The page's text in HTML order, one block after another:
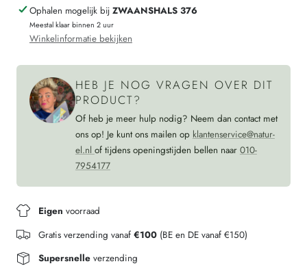
FLORALE
Handmade
Fairtrade
keramiek
FLORALE
Fairtrade
Ophalen mogelijk bij ZWAANSHALS 376
Meestal klaar binnen 2 uur
Winkelinformatie bekijken
HEB JE NOG VRAGEN OVER DIT
PRODUCT?
Of heb je meer hulp nodig? Neem dan contact met
ons op! Je kunt ons mailen op klantenservice@natur-
el.nl of tijdens openingstijden bellen naar 010-
7954177
Eigen voorraad
Gratis verzending vanaf €100 (BE en DE vanaf €150)
Supersnelleverzending